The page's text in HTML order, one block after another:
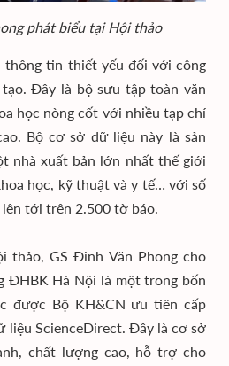
phát biểu tại Hội thảo
thông tin thiết yếu đối với công
Đây là bộ sưu tập toàn văn
học nòng cốt với nhiều tạp chí
Bộ cơ sở dữ liệu này là sản
nhà xuất bản lớn nhất thế giới
học, kỹ thuật và y tế… với số
tới trên 2.500 tờ báo.
thảo, GS Đinh Văn Phong cho
ĐHBK Hà Nội là một trong bốn
được Bộ KH&CN ưu tiên cấp
liệu ScienceDirect. Đây là cơ sở
chất lượng cao, hỗ trợ cho